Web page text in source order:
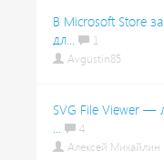
В Microsoft Store
дл...
1
Avgustin85
SVG File Viewer —
...
4
Алексей Михайлин